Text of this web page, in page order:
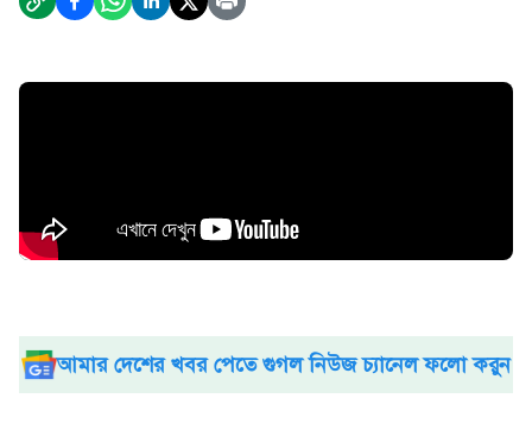
আমার দেশের খবর পেতে গুগল নিউজ চ্যানেল ফলো করুন